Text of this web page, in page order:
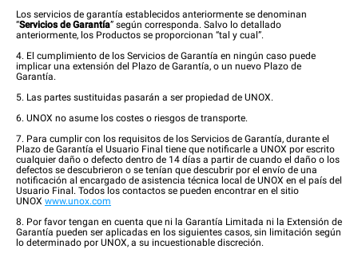
Los servicios de garantía establecidos anteriormente se denominan
“Servicios de Garantía” según corresponda. Salvo lo detallado
anteriormente, los Productos se proporcionan “tal y cual”.
4. El cumplimiento de los Servicios de Garantía en ningún caso puede
implicar una extensión del Plazo de Garantía, o un nuevo Plazo de
Garantía.
5. Las partes sustituidas pasarán a ser propiedad de UNOX.
6. UNOX no asume los costes o riesgos de transporte.
7. Para cumplir con los requisitos de los Servicios de Garantía, durante el
Plazo de Garantía el Usuario Final tiene que notificarle a UNOX por escrito
cualquier daño o defecto dentro de 14 días a partir de cuando el daño o los
defectos se descubrieron o se tenían que descubrir por el envío de una
notificación al encargado de asistencia técnica local de UNOX en el país del
Usuario Final. Todos los contactos se pueden encontrar en el sitio
UNOX www.unox.com
8. Por favor tengan en cuenta que ni la Garantía Limitada ni la Extensión de
Garantía pueden ser aplicadas en los siguientes casos, sin limitación según
lo determinado por UNOX, a su incuestionable discreción.